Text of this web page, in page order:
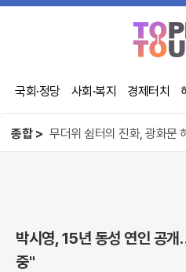
국회·정당 사회·복지 경제터치
종합 >
치료제 없는 중국, 환자들은
뮌헨 제주 상륙 잔치, 무능한
무더위 쉼터의 진화, 광화문
치료제 없는 중국, 환자들은
박시영, 15년 동성 연인 공
중"